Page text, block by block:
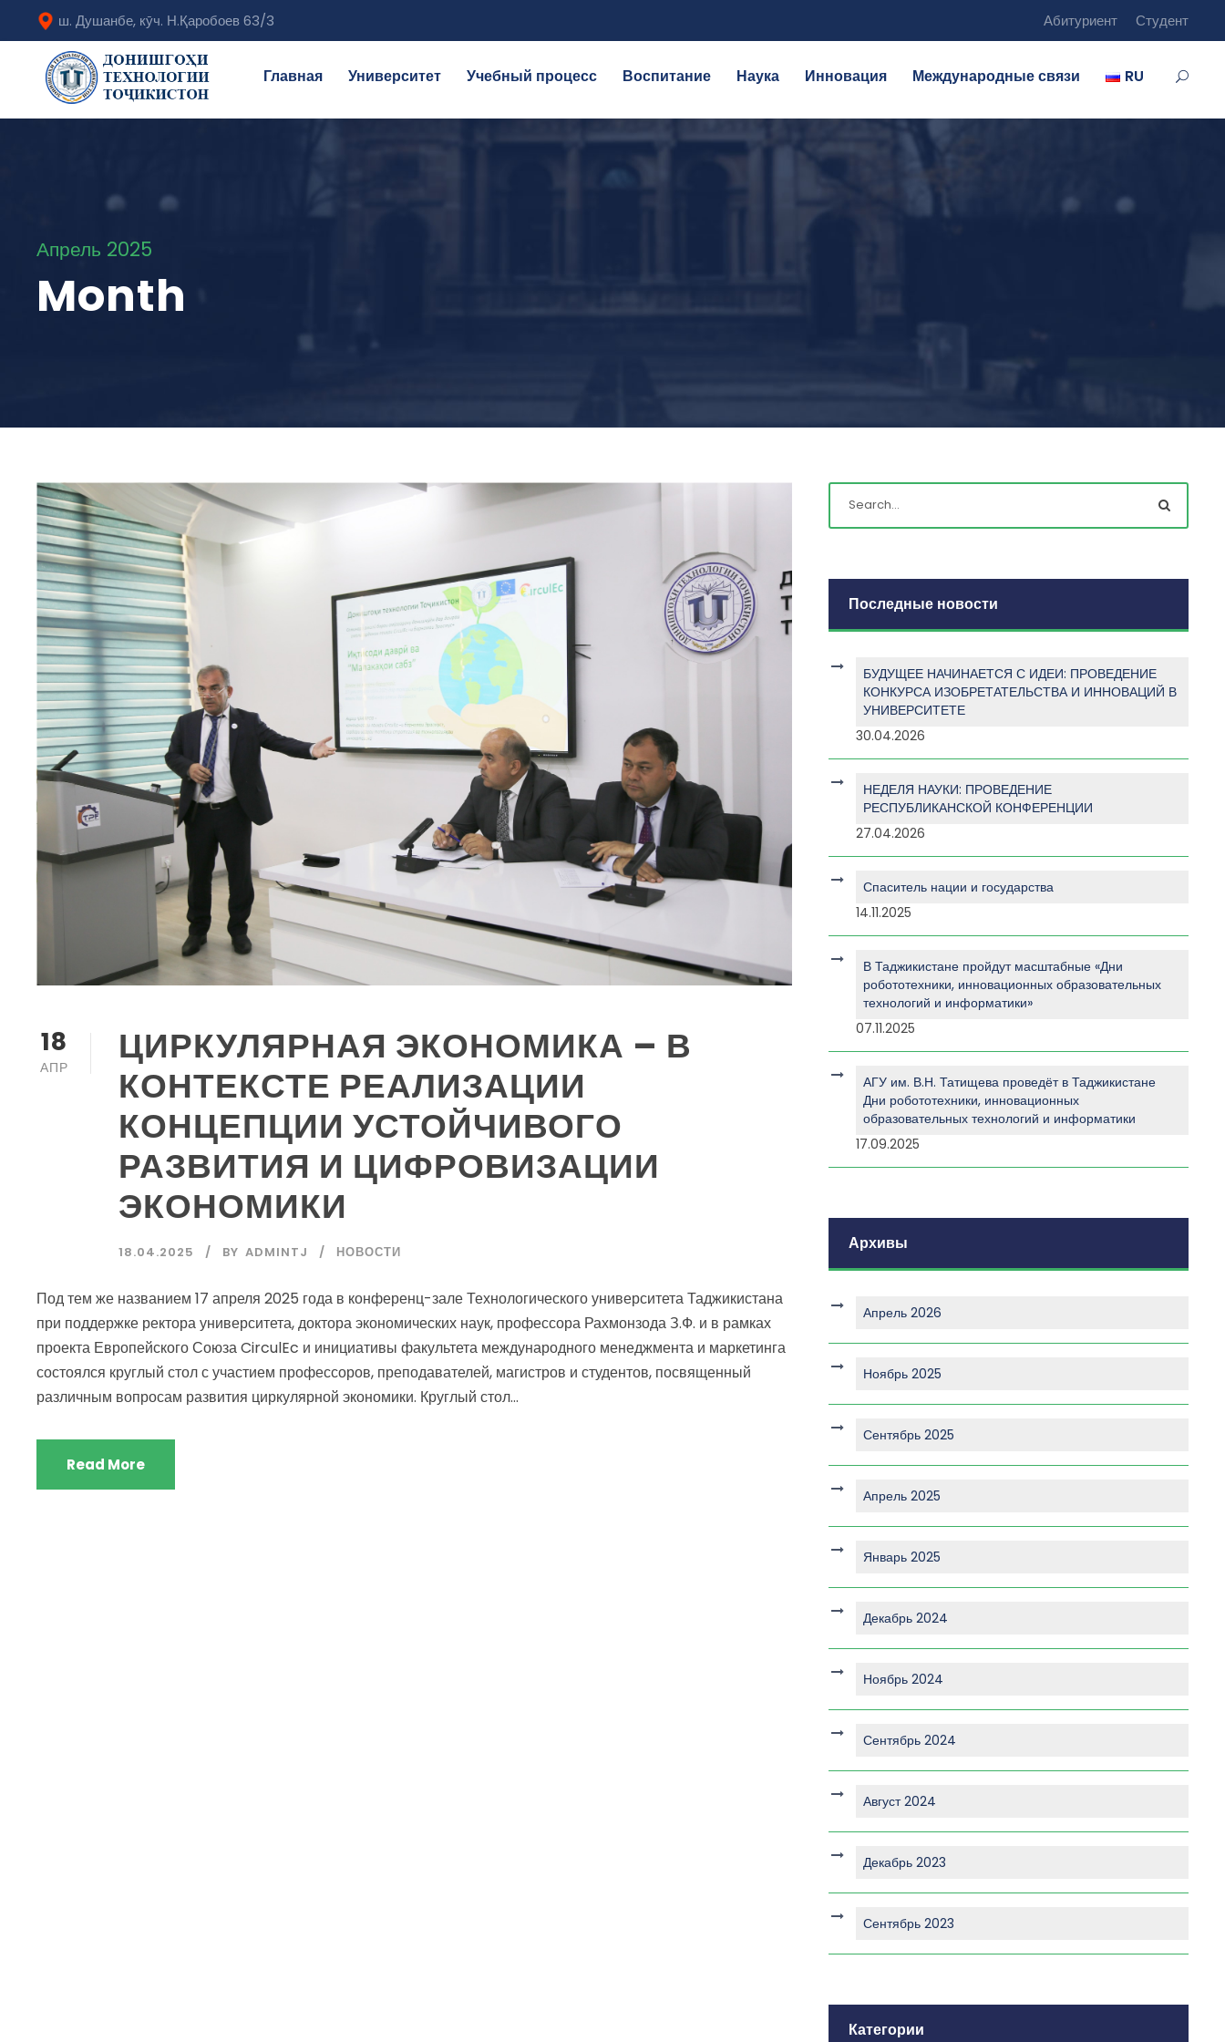
ш. Душанбе, кӯч. Н.Қаробоев 63/3 Абитуриент Студент
Главная Университет Учебный процесс Воспитание Наука Инновация Международные связи RU
Апрель 2025
Month
18
АПР
ЦИРКУЛЯРНАЯ ЭКОНОМИКА – В
КОНТЕКСТЕ РЕАЛИЗАЦИИ
КОНЦЕПЦИИ УСТОЙЧИВОГО
РАЗВИТИЯ И ЦИФРОВИЗАЦИИ
ЭКОНОМИКИ
18.04.2025 BY ADMINTJ НОВОСТИ
Под тем же названием 17 апреля 2025 года в конференц-зале Технологического университета Таджикистана
при поддержке ректора университета, доктора экономических наук, профессора Рахмонзода З.Ф. и в рамках
проекта Европейского Союза CirculEc и инициативы факультета международного менеджмента и маркетинга
состоялся круглый стол с участием профессоров, преподавателей, магистров и студентов, посвященный
различным вопросам развития циркулярной экономики. Круглый стол...
Read More
Последные новости
БУДУЩЕЕ НАЧИНАЕТСЯ С ИДЕИ: ПРОВЕДЕНИЕ
КОНКУРСА ИЗОБРЕТАТЕЛЬСТВА И ИННОВАЦИЙ В
УНИВЕРСИТЕТЕ
30.04.2026
НЕДЕЛЯ НАУКИ: ПРОВЕДЕНИЕ
РЕСПУБЛИКАНСКОЙ КОНФЕРЕНЦИИ
27.04.2026
Спаситель нации и государства
14.11.2025
В Таджикистане пройдут масштабные «Дни
робототехники, инновационных образовательных
технологий и информатики»
07.11.2025
АГУ им. В.Н. Татищева проведёт в Таджикистане
Дни робототехники, инновационных
образовательных технологий и информатики
17.09.2025
Архивы
Апрель 2026
Ноябрь 2025
Сентябрь 2025
Апрель 2025
Январь 2025
Декабрь 2024
Ноябрь 2024
Сентябрь 2024
Август 2024
Декабрь 2023
Сентябрь 2023
Категории